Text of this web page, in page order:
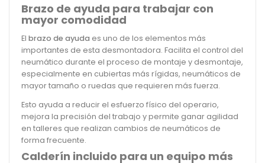
Brazo de ayuda para trabajar con
mayor comodidad
El brazo de ayuda es uno de los elementos más
importantes de esta desmontadora. Facilita el control del
neumático durante el proceso de montaje y desmontaje,
especialmente en cubiertas más rígidas, neumáticos de
mayor tamaño o ruedas que requieren más fuerza.
Esto ayuda a reducir el esfuerzo físico del operario,
mejora la precisión del trabajo y permite ganar agilidad
en talleres que realizan cambios de neumáticos de
forma frecuente.
Calderín incluido para un equipo más